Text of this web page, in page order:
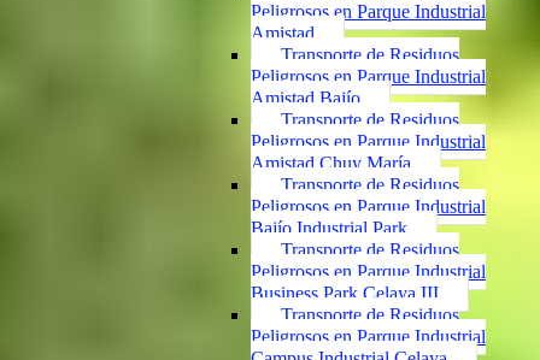
Peligrosos en Parque Industrial
Amistad
Transporte de Residuos
Peligrosos en Parque Industrial
Amistad Bajío
Transporte de Residuos
Peligrosos en Parque Industrial
Amistad Chuy María
Transporte de Residuos
Peligrosos en Parque Industrial
Bajío Industrial Park
Transporte de Residuos
Peligrosos en Parque Industrial
Business Park Celaya III
Transporte de Residuos
Peligrosos en Parque Industrial